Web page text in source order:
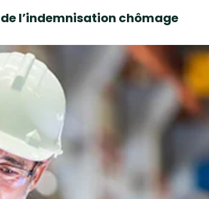
l’indemnisation chômage